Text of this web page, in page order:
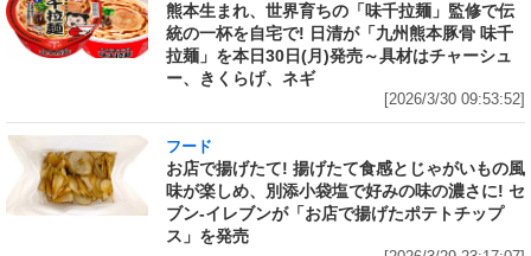
熊本生まれ、世界育ちの「味千拉麺」監修で伝
統の一杯を自宅で! 日清が「九州熊本豚骨 味千
拉麺」を本日30日(月)発売～具材はチャーシュ
ー、きくらげ、ネギ
[2026/3/30 09:53:52]
フード
お店で揚げたて! 揚げたて食感とじゃがいもの風
味が楽しめ、別添小袋塩で好みの味の濃さに! セ
ブン‐イレブンが「お店で揚げたポテトチップ
ス」を発売